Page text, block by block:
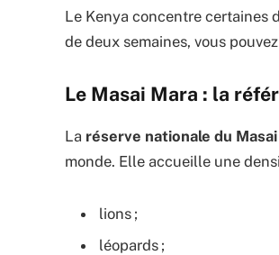
Le Kenya concentre certaines
de deux semaines, vous
Le Masai Mara : la
La réserve nationale du
monde. Elle accueille une
lions ;
léopards ;